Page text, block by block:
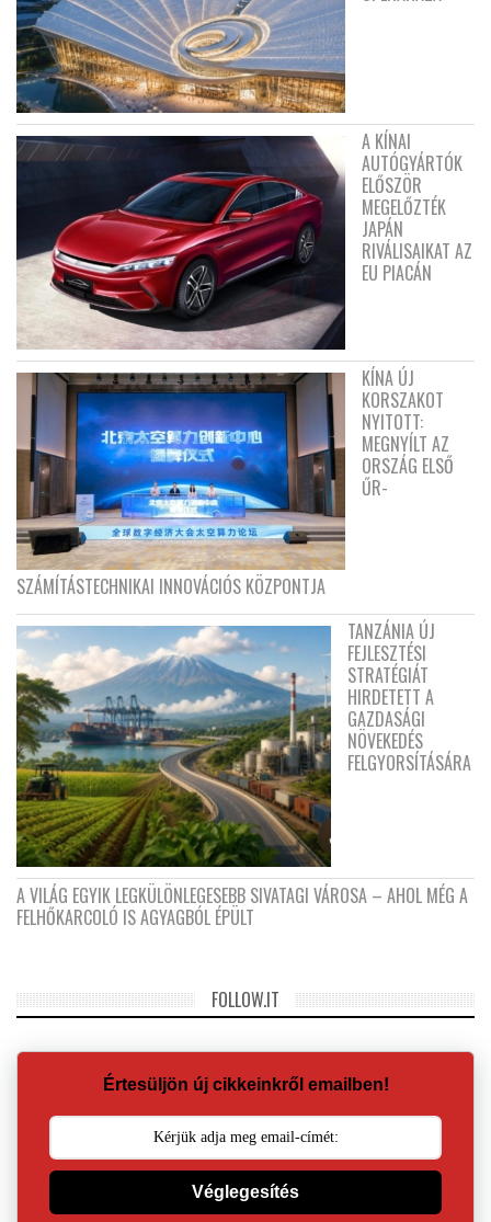
A KÍNAI
AUTÓGYÁRTÓK
ELŐSZÖR
MEGELŐZTÉK
JAPÁN
RIVÁLISAIKAT AZ
EU PIACÁN
KÍNA ÚJ
KORSZAKOT
NYITOTT:
MEGNYÍLT AZ
ORSZÁG ELSŐ
ŰR-
SZÁMÍTÁSTECHNIKAI INNOVÁCIÓS KÖZPONTJA
TANZÁNIA ÚJ
FEJLESZTÉSI
STRATÉGIÁT
HIRDETETT A
GAZDASÁGI
NÖVEKEDÉS
FELGYORSÍTÁSÁRA
A VILÁG EGYIK LEGKÜLÖNLEGESEBB SIVATAGI VÁROSA – AHOL MÉG A
FELHŐKARCOLÓ IS AGYAGBÓL ÉPÜLT
FOLLOW.IT
Értesüljön új cikkeinkről emailben!
Véglegesítés